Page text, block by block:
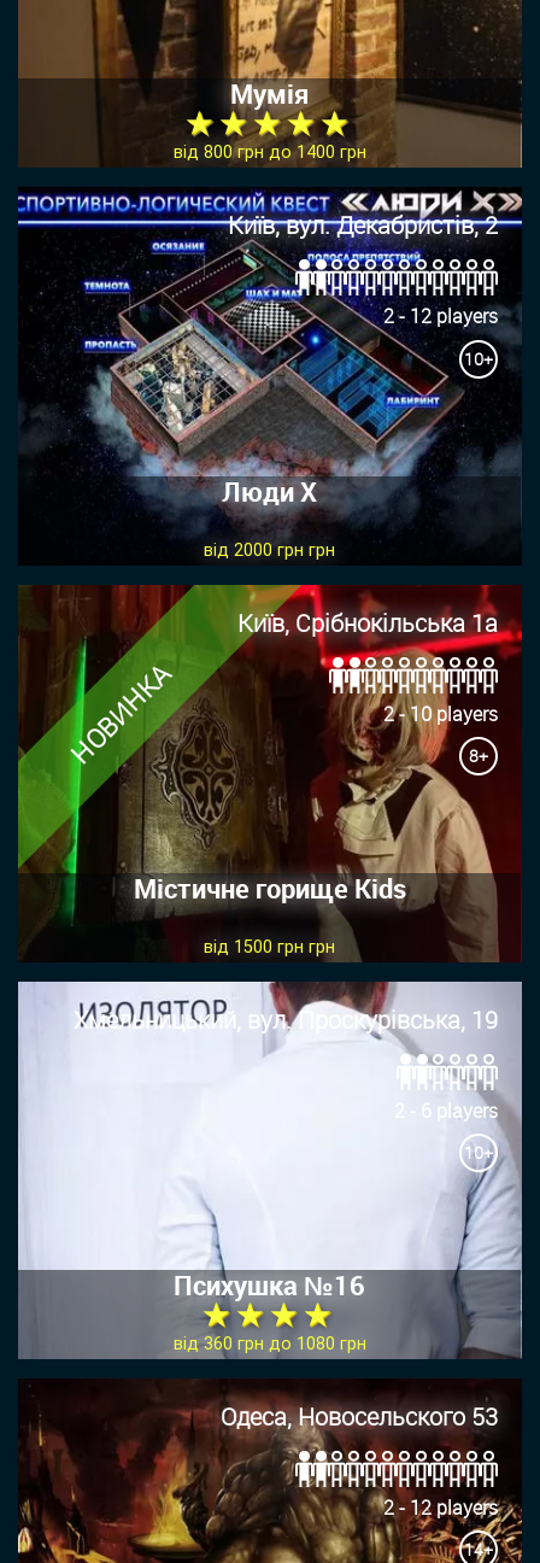
Мумія
★ ★ ★ ★ ★
від 800 грн до 1400 грн
Київ, вул. Декабристів, 2
2 - 12 players
10+
Люди Х
від 2000 грн грн
НОВИНКА
Київ, Срібнокільська 1а
2 - 10 players
8+
Містичне горище Kids
від 1500 грн грн
Хмельницький, вул. Проскурівська, 19
2 - 6 players
10+
Психушка №16
★ ★ ★ ★
від 360 грн до 1080 грн
Одеса, Новосельского 53
2 - 12 players
14+